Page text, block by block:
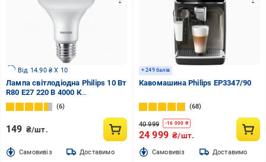
Від 14.90 ₴ X 10
Лампа світлодіодна Philips 10 Вт
R80 E27 220 В 4000 К
929002966287
6
149 ₴/шт.
Cамовивіз Доставимо
+ 249 балів
Кавомашина Philips EP3347/90
68
40 999 -16 000 ₴
24 999 ₴/шт.
Cамовивіз Доставимо